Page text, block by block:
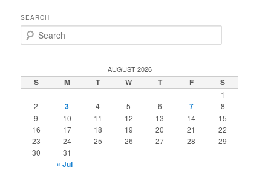
SEARCH
e
c
h
AUGUST 2026
S M T W T F S
1
2
3 4 5 6 7
8
9
10 11 12 13 14
15
16
17 18 19 20 21
22
23
24 25 26 27 28
29
30
31
« Jul